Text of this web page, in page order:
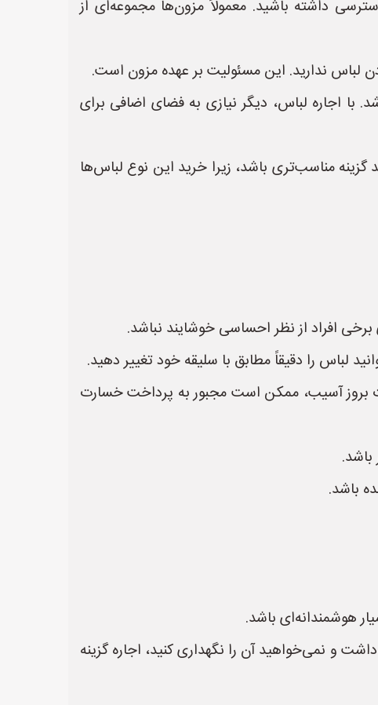
داشته باشید. معمولاً مزون‌ها مجموعه‌ای از
لباس ندارید. این مسئولیت بر عهده مزون است.
اجاره لباس، دیگر نیازی به فضای اضافی برای
مناسب‌تری باشد، زیرا خرید این نوع لباس‌ها
افراد از نظر احساسی خوشایند نباشد.
لباس را دقیقاً مطابق با سلیقه خود تغییر دهید.
بروز آسیب، ممکن است مجبور به پرداخت خسارت
باشد.
هوشمندانه‌ای باشد.
و نمی‌خواهید آن را نگهداری کنید، اجاره گزینه